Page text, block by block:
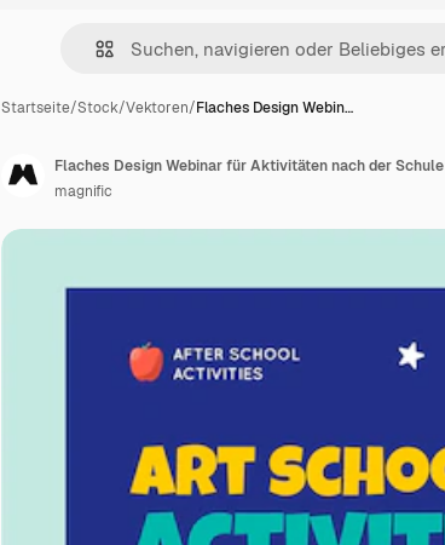
Startseite/Stock/Vektoren/Flaches Design Webin…
Flaches Design Webinar für Aktivitäten nach der Schule
magnific